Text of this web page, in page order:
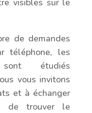
visibles sur le
de demandes
téléphone, les
étudiés
vous invitons
et à échanger
de trouver le